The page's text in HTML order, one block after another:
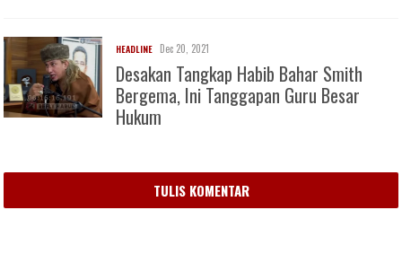
HEADLINE Dec 20, 2021
Desakan Tangkap Habib Bahar Smith
Bergema, Ini Tanggapan Guru Besar
Hukum
TULIS KOMENTAR